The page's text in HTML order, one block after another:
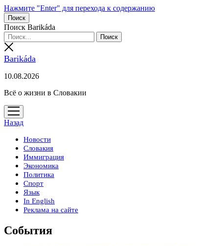
Нажмите "Enter" для перехода к содержанию
Поиск
Поиск Barikáda
Barikáda
10.08.2026
Всё о жизни в Словакии
открыть
меню
Назад
Новости
Словакия
Иммиграция
Экономика
Политика
Спорт
Язык
In English
Реклама на сайте
События